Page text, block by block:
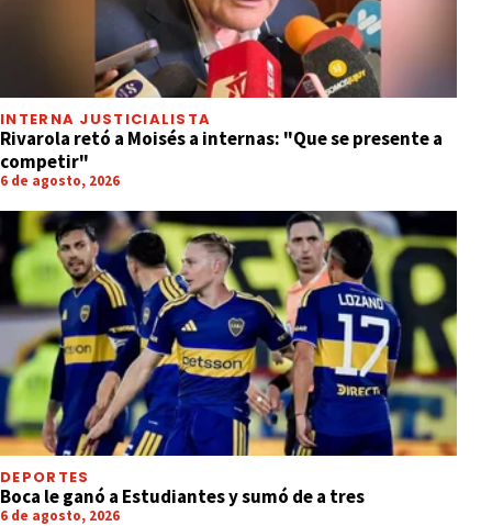
INTERNA JUSTICIALISTA
Rivarola retó a Moisés a internas: "Que se presente a
competir"
6 de agosto, 2026
DEPORTES
Boca le ganó a Estudiantes y sumó de a tres
6 de agosto, 2026